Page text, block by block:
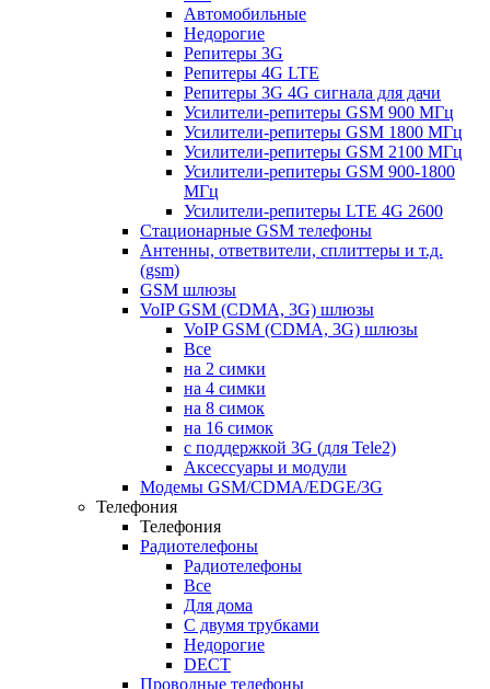
Автомобильные
Недорогие
Репитеры 3G
Репитеры 4G LTE
Репитеры 3G 4G сигнала для дачи
Усилители-репитеры GSM 900 МГц
Усилители-репитеры GSM 1800 МГц
Усилители-репитеры GSM 2100 МГц
Усилители-репитеры GSM 900-1800
МГц
Усилители-репитеры LTE 4G 2600
Стационарные GSM телефоны
Антенны, ответвители, сплиттеры и т.д.
(gsm)
GSM шлюзы
VoIP GSM (CDMA, 3G) шлюзы
VoIP GSM (CDMA, 3G) шлюзы
Все
на 2 симки
на 4 симки
на 8 симок
на 16 симок
с поддержкой 3G (для Tele2)
Аксессуары и модули
Модемы GSM/CDMA/EDGE/3G
Телефония
Телефония
Радиотелефоны
Радиотелефоны
Все
Для дома
С двумя трубками
Недорогие
DECT
Проводные телефоны